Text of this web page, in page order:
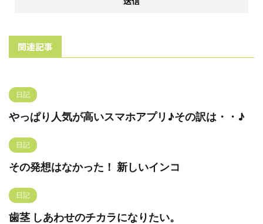
関連記事
日記
やっぱり人気が高いスマホアプリ♪その訳は・・♪
日記
その発想はなかった！ 新しいインコ
日記
歯茎 しあわせのチカラになりたい。